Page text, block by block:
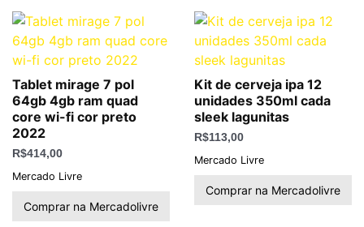
Tablet mirage 7 pol
64gb 4gb ram quad
core wi-fi cor preto
2022
R$414,00
Mercado Livre
Comprar na Mercadolivre
Kit de cerveja ipa 12
unidades 350ml cada
sleek lagunitas
R$113,00
Mercado Livre
Comprar na Mercadolivre